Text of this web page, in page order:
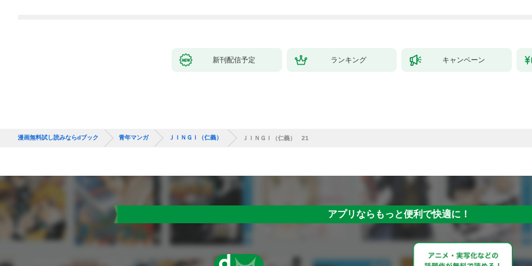
新刊配信予定 ランキング キャンペーン
漫画無料試し読みならdブック 青年マンガ ＪＩＮＧＩ（仁義） ＪＩＮＧＩ（仁義） 21
アプリならもっと便利で快適に！